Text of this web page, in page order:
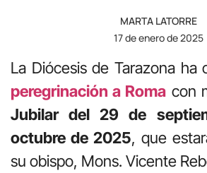
MARTA LATORRE
17 de enero de 2025
La Diócesis de Tarazona ha
peregrinación a Roma con
Jubilar del 29 de
octubre de 2025, que
su obispo, Mons. Vicente